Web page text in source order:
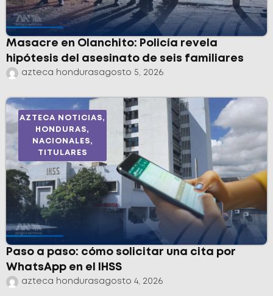
Masacre en Olanchito: Policía revela
hipótesis del asesinato de seis familiares
azteca hondurasagosto 5, 2026
AZTECA NOTICIAS,
HONDURAS,
NACIONALES,
TITULARES
Paso a paso: cómo solicitar una cita por
WhatsApp en el IHSS
azteca hondurasagosto 4, 2026